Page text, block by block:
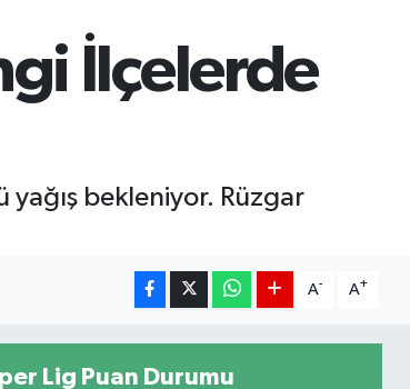
İlçelerde
bekleniyor. Rüzgar
A- A+
Lig Puan Durumu